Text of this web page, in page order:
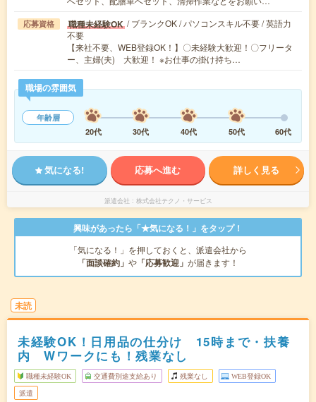
応募資格 職種未経験OK / ブランクOK / パソコンスキル不要 / 英語力
不要
【来社不要、WEB登録OK！】〇未経験大歓迎！〇フリータ
ー、主婦(夫) 大歓迎！ ※お仕事の掛け持ち…
職場の雰囲気
年齢層
20代
30代 40代 50代 60代
気になる! 応募へ進む 詳しく見る
派遣会社 株式会社テクノ・サービス
興味があったら「★気になる！」をタップ！
「気になる！」を押しておくと、派遣会社から
「面談確約」 や 「応募歓迎」 が届きます！
未読
未経験OK！日用品の仕分け 15時まで・扶養
内 Wワークにも！残業なし
職種未経験OK 交通費別途支給あり 残業なし WEB登録OK
派遣